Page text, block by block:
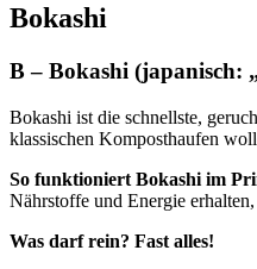
Bokashi
B – Bokashi (japanisch:
Bokashi ist die schnellste,
klassischen Komposthaufen
So funktioniert Bokashi im
Nährstoffe und Energie
Was darf rein? Fast alles!